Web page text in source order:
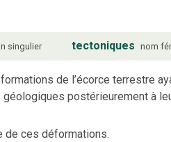
singulier tectoniques nom
de l’écorce terrestre
postérieurement à
de ces déformations.